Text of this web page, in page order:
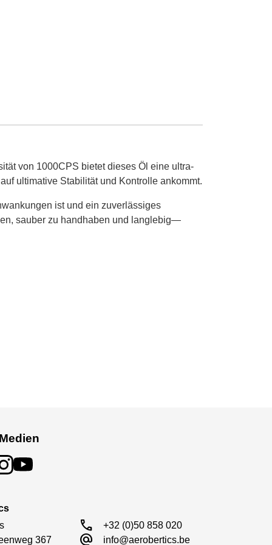
von 1000CPS bietet dieses Öl eine ultra-
ultimative Stabilität und Kontrolle ankommt.
ist und ein zuverlässiges
sauber zu handhaben und langlebig—
367
call +32 (0)50 858 020
alternate_email info@aerobertics.be